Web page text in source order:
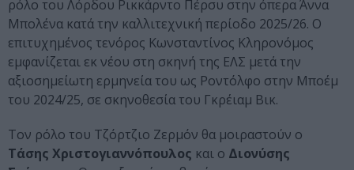
ρόλο του Λόρδου Ρικκάρντο Πέρσυ στην όπερα Άννα
Μπολένα κατά την καλλιτεχνική περίοδο 2025/26. Ο
επιτυχημένος τενόρος Κωνσταντίνος Κληρονόμος
εμφανίζεται εκ νέου στη σκηνή της ΕΛΣ μετά την
αξιοσημείωτη ερμηνεία του ως Ροντόλφο στην Μποέμ
του 2024/25, σε σκηνοθεσία του Γκρέιαμ Βικ.
Τον ρόλο του Τζόρτζιο Ζερμόν θα μοιραστούν ο
Τάσης Χριστογιαννόπουλος και ο Διονύσης